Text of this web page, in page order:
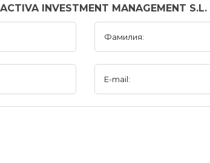
INVESTMENT MANAGEMENT S.L.
Фамилия:
E-mail: